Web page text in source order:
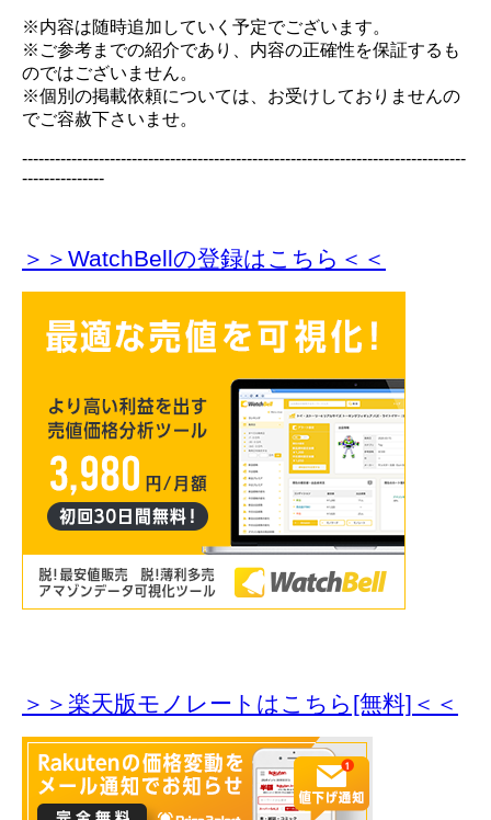
※内容は随時追加していく予定でございます。
※ご参考までの紹介であり、内容の正確性を保証するも
のではございません。
※個別の掲載依頼については、お受けしておりませんの
でご容赦下さいませ。
---------------------------------------------------------------------------------
---------------
＞＞WatchBellの登録はこちら＜＜
＞＞楽天版モノレートはこちら[無料]＜＜